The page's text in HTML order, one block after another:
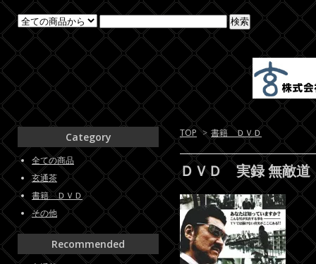
TOP > 書籍 ＤＶＤ
ＤＶＤ 実録 無敵道
Category
全ての商品
玄通茶
書籍 ＤＶＤ
その他
Recommended